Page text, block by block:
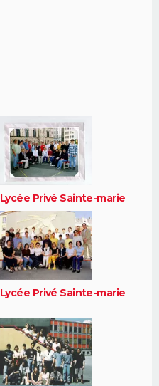
Lycée Privé Sainte-marie
Lycée Privé Sainte-marie